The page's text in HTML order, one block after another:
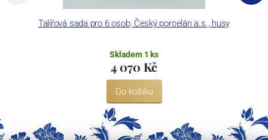
Talířová sada pro 6 osob, Český porcelán a.s., husy
Skladem 1 ks
4 070 Kč
Do košíku